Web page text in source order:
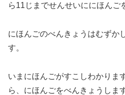
ら11じまでせんせいににほんご
にほんごのべんきょうはむずか
す。
いまにほんごがすこしわかりま
ら、にほんごをべんきょうします